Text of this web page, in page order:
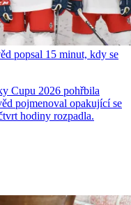
popsal 15 minut, kdy se
Cupu 2026 pohřbila
pojmenoval opakující se
hodiny rozpadla.